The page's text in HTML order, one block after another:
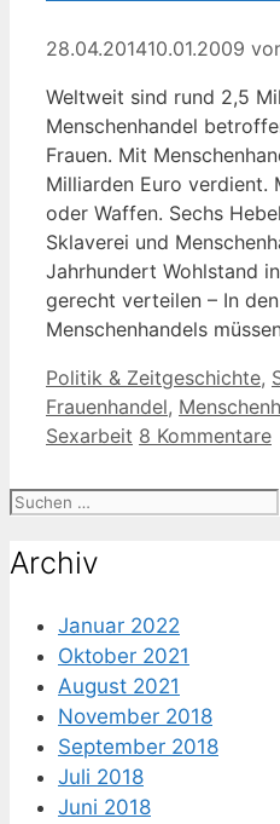
28.04.201410.01.2009
Weltweit sind rund 2,5
Menschenhandel
Frauen. Mit
Milliarden Euro verdient.
oder Waffen. Sechs
Sklaverei und
Jahrhundert Wohlstand
gerecht verteilen – In
Menschenhandels
Kategorien
Politik & Zeitgeschichte,
Frauenhandel,
Sexarbeit 8 Kommentare
Suche
Archiv
Januar 2022
Oktober 2021
August 2021
November 2018
September 2018
Juli 2018
Juni 2018